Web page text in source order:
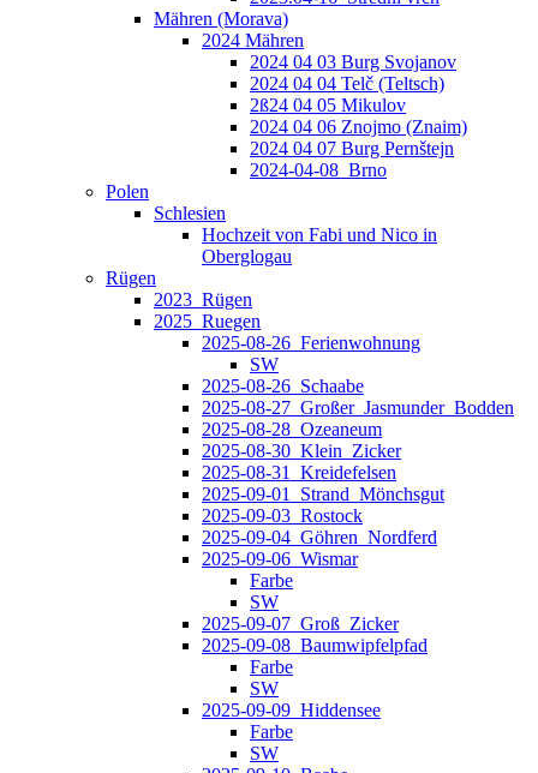
Mähren (Morava)
2024 Mähren
2024 04 03 Burg Svojanov
2024 04 04 Telč (Teltsch)
2ß24 04 05 Mikulov
2024 04 06 Znojmo (Znaim)
2024 04 07 Burg Pernštejn
2024-04-08_Brno
Polen
Schlesien
Hochzeit von Fabi und Nico in
Oberglogau
Rügen
2023_Rügen
2025_Ruegen
2025-08-26_Ferienwohnung
SW
2025-08-26_Schaabe
2025-08-27_Großer_Jasmunder_Bodden
2025-08-28_Ozeaneum
2025-08-30_Klein_Zicker
2025-08-31_Kreidefelsen
2025-09-01_Strand_Mönchsgut
2025-09-03_Rostock
2025-09-04_Göhren_Nordferd
2025-09-06_Wismar
Farbe
SW
2025-09-07_Groß_Zicker
2025-09-08_Baumwipfelpfad
Farbe
SW
2025-09-09_Hiddensee
Farbe
SW